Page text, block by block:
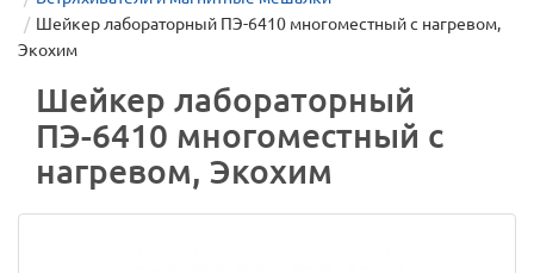
Шейкер лабораторный ПЭ-6410 многоместный с нагревом,
Экохим
Шейкер лабораторный
ПЭ-6410 многоместный с
нагревом, Экохим